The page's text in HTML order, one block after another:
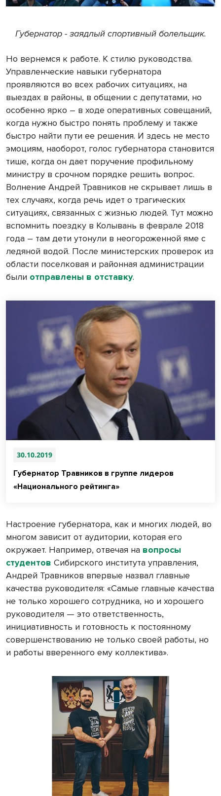
Губернатор - заядлый спортивный болельщик.
Но вернемся к работе. К стилю руководства.
Управленческие навыки губернатора
проявляются во всех рабочих ситуациях, на
выездах в районы, в общении с депутатами, но
особенно ярко – в ходе оперативных совещаний,
когда нужно быстро понять проблему и также
быстро найти пути ее решения. И здесь не место
эмоциям, наоборот, голос губернатора становится
тише, когда он дает поручение профильному
министру в срочном порядке решить вопрос.
Волнение Андрей Травников не скрывает лишь в
тех случаях, когда речь идет о трагических
ситуациях, связанных с жизнью людей. Тут можно
вспомнить поездку в Колывань в феврале 2018
года – там дети утонули в неогороженной яме с
ледяной водой. После министерских проверок из
области поселковая и районная администрации
были отправлены в отставку.
30.10.2019
Губернатор Травников в группе лидеров
«Национального рейтинга»
Настроение губернатора, как и многих людей, во
многом зависит от аудитории, которая его
окружает. Например, отвечая на вопросы
студентов Сибирского института управления,
Андрей Травников впервые назвал главные
качества руководителя: «Самые главные качества
не только хорошего сотрудника, но и хорошего
руководителя — это ответственность,
инициативность и готовность к постоянному
совершенствованию не только своей работы, но
и работы вверенного ему коллектива».